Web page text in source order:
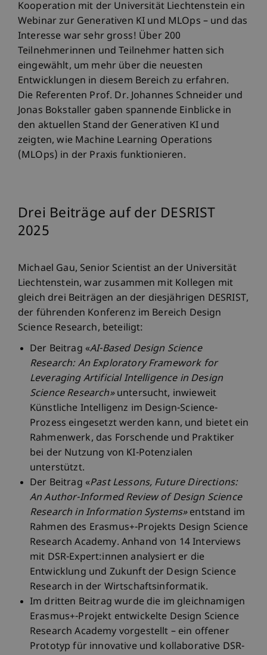
Kooperation mit der Universität Liechtenstein ein
Webinar zur Generativen KI und MLOps – und das
Interesse war sehr gross! Über 200
Teilnehmerinnen und Teilnehmer hatten sich
eingewählt, um mehr über die neuesten
Entwicklungen in diesem Bereich zu erfahren.
Die Referenten Prof. Dr. Johannes Schneider und
Jonas Bokstaller gaben spannende Einblicke in
den aktuellen Stand der Generativen KI und
zeigten, wie Machine Learning Operations
(MLOps) in der Praxis funktionieren.
Drei Beiträge auf der DESRIST
2025
Michael Gau, Senior Scientist an der Universität
Liechtenstein, war zusammen mit Kollegen mit
gleich drei Beiträgen an der diesjährigen DESRIST,
der führenden Konferenz im Bereich Design
Science Research, beteiligt:
Der Beitrag «AI-Based Design Science
Research: An Exploratory Framework for
Leveraging Artificial Intelligence in Design
Science Research»untersucht, inwieweit
Künstliche Intelligenz im Design-Science-
Prozess eingesetzt werden kann, und bietet ein
Rahmenwerk, das Forschende und Praktiker
bei der Nutzung von KI-Potenzialen
unterstützt.
Der Beitrag «Past Lessons, Future Directions:
An Author-Informed Review of Design Science
Research in Information Systems»entstand im
Rahmen des Erasmus+-Projekts Design Science
Research Academy. Anhand von 14 Interviews
mit DSR-Expert:innen analysiert er die
Entwicklung und Zukunft der Design Science
Research in der Wirtschaftsinformatik.
Im dritten Beitrag wurde die im gleichnamigen
Erasmus+-Projekt entwickelte Design Science
Research Academy vorgestellt – ein offener
Prototyp für innovative und kollaborative DSR-